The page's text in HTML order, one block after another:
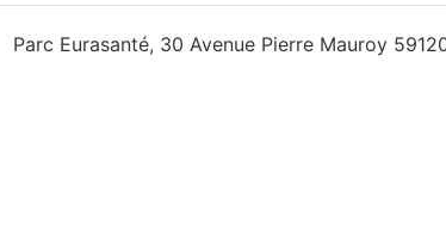
Parc Eurasanté, 30 Avenue Pierre Mauroy